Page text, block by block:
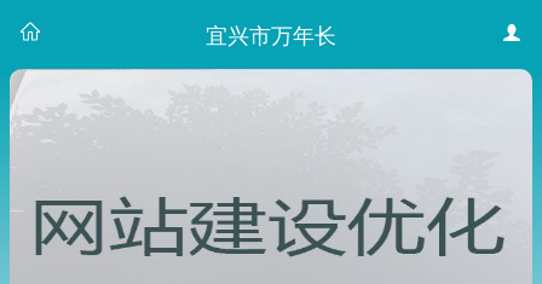
宜兴市万年长